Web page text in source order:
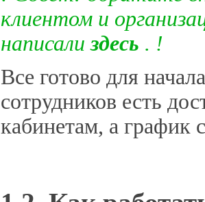
клиентом и
написализдесь . !
Все готово для
сотрудников есть
кабинетам, а график